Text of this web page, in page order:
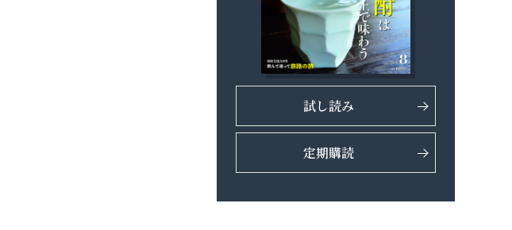
試し読み
定期購読